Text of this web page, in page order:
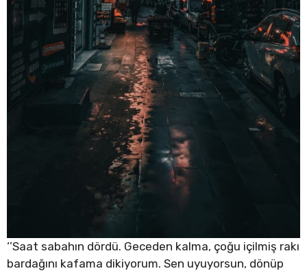
‘’Saat sabahın dördü. Geceden kalma, çoğu içilmiş rakı
bardağını kafama dikiyorum. Sen uyuyorsun, dönüp